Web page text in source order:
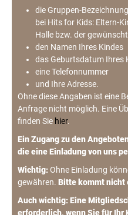
die Gruppen-
bei Hits for Kids: Eltern-
Halle bzw. der
den Namen Ihres Kindes
das Geburtsdatum Ihres
eine Telefonnummer
und Ihre Adresse.
Ohne diese Angaben ist eine
Anfrage nicht möglich. Eine
finden Sie hier.
Ein Zugang zu den
die eine Einladung von uns
Wichtig: Ohne Einladung
gewähren. Bitte kommt nicht
Auch wichtig: Eine
erforderlich, wenn Sie für Ihr